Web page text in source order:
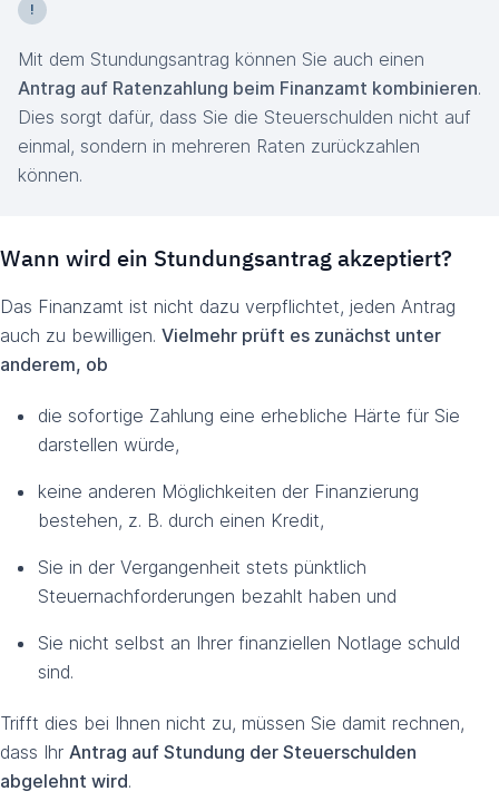
Mit dem Stundungsantrag können Sie auch einen
Antrag auf Ratenzahlung beim Finanzamt kombinieren.
Dies sorgt dafür, dass Sie die Steuerschulden nicht auf
einmal, sondern in mehreren Raten zurückzahlen
können.
Wann wird ein Stundungsantrag akzeptiert?
Das Finanzamt ist nicht dazu verpflichtet, jeden Antrag
auch zu bewilligen. Vielmehr prüft es zunächst unter
anderem, ob
die sofortige Zahlung eine erhebliche Härte für Sie
darstellen würde,
keine anderen Möglichkeiten der Finanzierung
bestehen, z. B. durch einen Kredit,
Sie in der Vergangenheit stets pünktlich
Steuernachforderungen bezahlt haben und
Sie nicht selbst an Ihrer finanziellen Notlage schuld
sind.
Trifft dies bei Ihnen nicht zu, müssen Sie damit rechnen,
dass Ihr Antrag auf Stundung der Steuerschulden
abgelehnt wird.